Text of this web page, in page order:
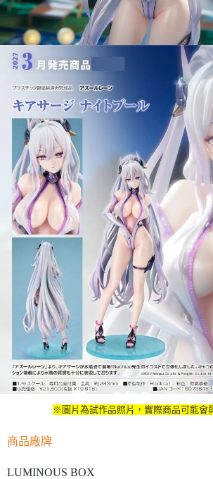
※圖片為試作品照片，實際商品可能會
商品廠牌
LUMINOUS BOX